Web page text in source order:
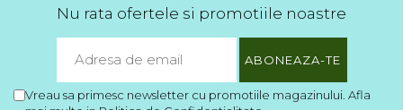
Nu rata ofertele si promotiile noastre
Vreau sa primesc newsletter cu promotiile magazinului. Afla